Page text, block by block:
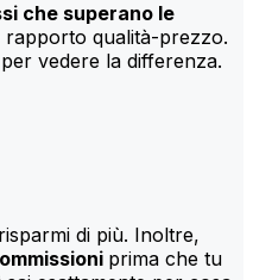
che superano le
rapporto qualità-prezzo.
vedere la differenza.
di più. Inoltre,
prima che tu